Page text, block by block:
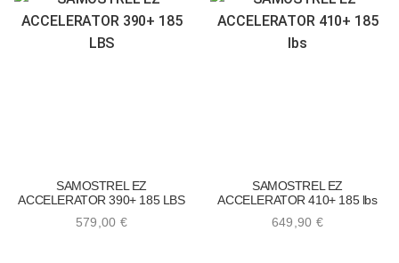
579,00 €
SAMOSTREL EZ
ACCELERATOR 390+ 185 LBS
649,90 €
SAMOSTREL EZ
ACCELERATOR 410+ 185 lbs